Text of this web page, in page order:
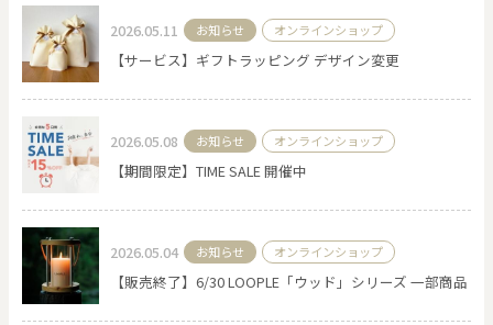
2026.05.11 お知らせ オンラインショップ
【サービス】ギフトラッピング デザイン変更
2026.05.08 お知らせ オンラインショップ
【期間限定】TIME SALE 開催中
2026.05.04 お知らせ オンラインショップ
【販売終了】6/30 LOOPLE「ウッド」シリーズ 一部商品